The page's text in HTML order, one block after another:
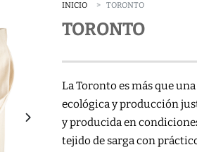
INICIO TORONTO
TORONTO
La Toronto es más que
ecológica y producción
y producida en
tejido de sarga con